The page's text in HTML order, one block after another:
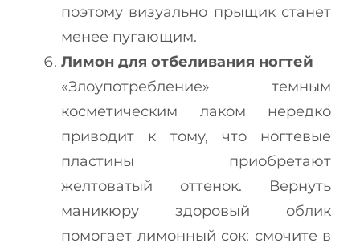
поэтому визуально прыщик станет
менее пугающим.
Лимон для отбеливания ногтей
«Злоупотребление» темным
косметическим лаком нередко
приводит к тому, что ногтевые
пластины приобретают
желтоватый оттенок. Вернуть
маникюру здоровый облик
помогает лимонный сок: смочите в